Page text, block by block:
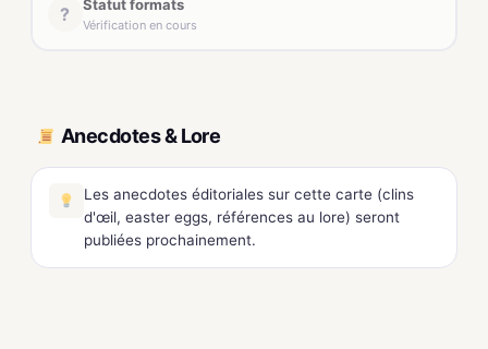
? Statut formats
Vérification en cours
Anecdotes & Lore
Les anecdotes éditoriales sur cette carte (clins
d'œil, easter eggs, références au lore) seront
publiées prochainement.